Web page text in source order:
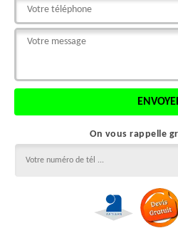
On vous rappelle